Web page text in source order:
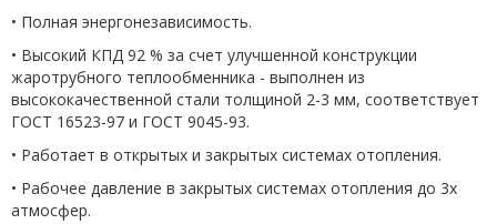
• Полная энергонезависимость.
• Высокий КПД 92 % за счет улучшенной конструкции
жаротрубного теплообменника - выполнен из
высококачественной стали толщиной 2-3 мм, соответствует
ГОСТ 16523-97 и ГОСТ 9045-93.
• Работает в открытых и закрытых системах отопления.
• Рабочее давление в закрытых системах отопления до 3х
атмосфер.